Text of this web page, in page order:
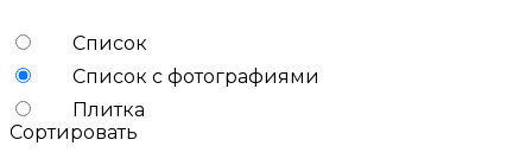
Список
Список с фотографиями
Плитка
Сортировать